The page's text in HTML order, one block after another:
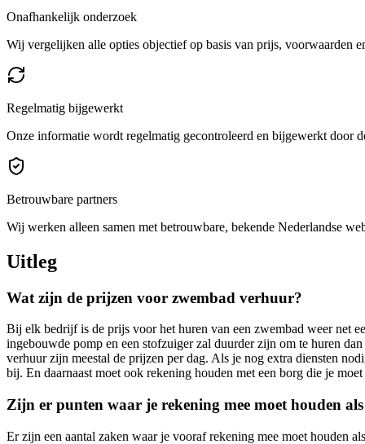
Onafhankelijk onderzoek
Wij vergelijken alle opties objectief op basis van prijs, voorwaarden
Regelmatig bijgewerkt
Onze informatie wordt regelmatig gecontroleerd en bijgewerkt door
Betrouwbare partners
Wij werken alleen samen met betrouwbare, bekende Nederlandse
Uitleg
Wat zijn de prijzen voor zwembad verhuur?
Bij elk bedrijf is de prijs voor het huren van een zwembad weer net
ingebouwde pomp en een stofzuiger zal duurder zijn om te huren
verhuur zijn meestal de prijzen per dag. Als je nog extra diensten
bij. En daarnaast moet ook rekening houden met een borg die je
Zijn er punten waar je rekening mee moet houden
Er zijn een aantal zaken waar je vooraf rekening mee moet houden